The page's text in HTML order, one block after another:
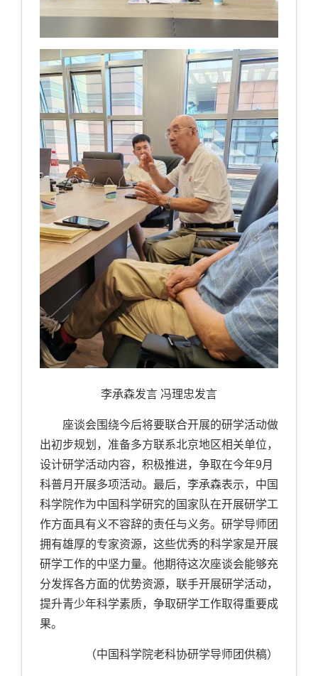
李承森发言 冯理忠发言
座谈会围绕今后将要联合开展的研学活动做
出初步规划，准备多方联系北京地区相关单位，
设计研学活动内容，积极推进，争取在今年9月
科普月开展多项活动。最后，李承森表示，中国
科学院作为中国科学研究的国家队在开展研学工
作方面具有义不容辞的责任与义务。研学导师团
拥有雄厚的专家资源，这些优秀的科学家是开展
研学工作的中坚力量。他期待这次座谈会能够充
分发挥各方面的优势资源，联手开展研学活动，
提升青少年科学素质，争取研学工作取得重要成
果。
（中国科学院老科协研学导师团供稿）